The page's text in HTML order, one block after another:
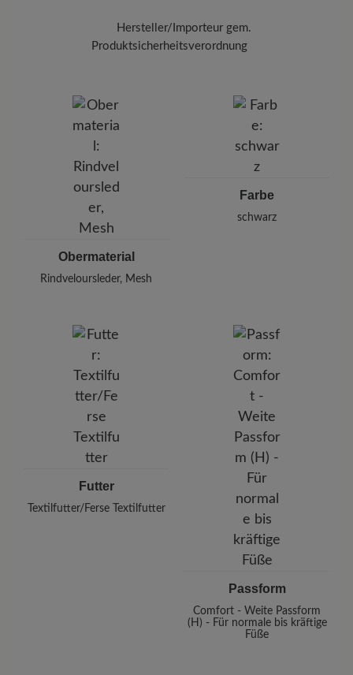
Hersteller/Importeur gem.
Produktsicherheitsverordnung
Pleidelsheimer Str. 15/1, 74321 Bietigheim-Bissingen,
E-mail:
kundenbetreuung@baer-schuhe.de
Obermaterial
Rindveloursleder, Mesh
Farbe
schwarz
Futter
Textilfutter/Ferse Textilfutter
Passform
Comfort - Weite Passform
(H) - Für normale bis kräftige
Füße